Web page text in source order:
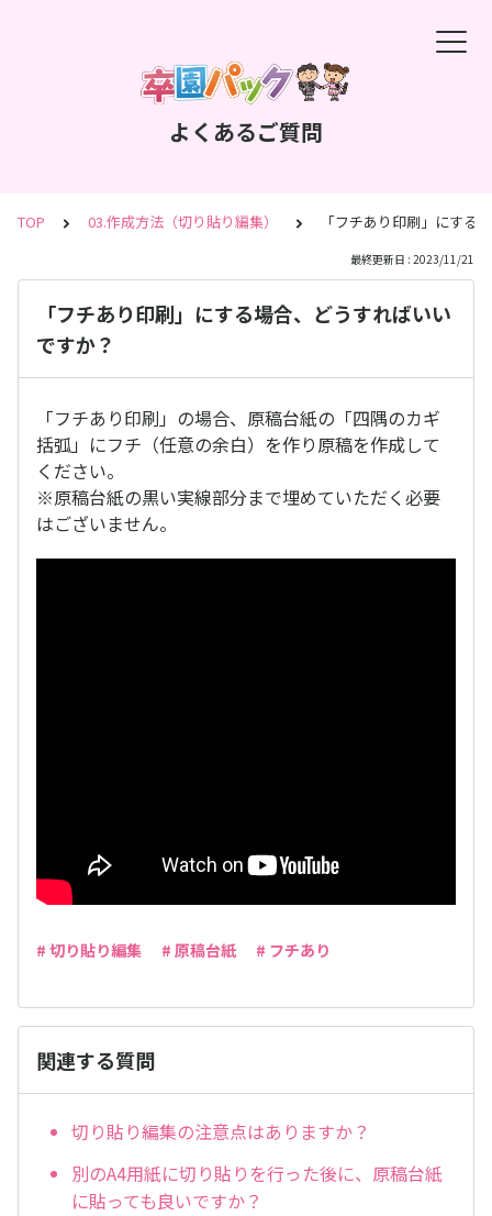
よくあるご質問
TOP 03.作成方法（切り貼り編集） 「フチあり印刷」にする
最終更新日 : 2023/11/21
「フチあり印刷」にする場合、どうすればいい
ですか？
「フチあり印刷」の場合、原稿台紙の「四隅のカギ
括弧」にフチ（任意の余白）を作り原稿を作成して
ください。
※原稿台紙の黒い実線部分まで埋めていただく必要
はございません。
# 切り貼り編集 # 原稿台紙 # フチあり
関連する質問
切り貼り編集の注意点はありますか？
別のA4用紙に切り貼りを行った後に、原稿台紙
に貼っても良いですか？